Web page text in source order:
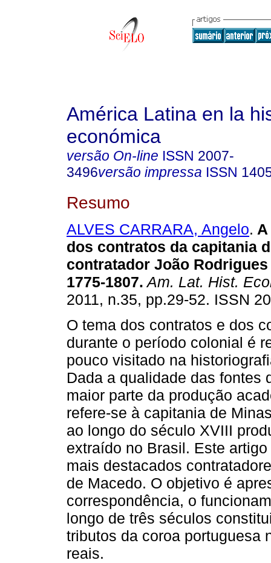
América Latina en la
económica
versão On-line ISSN 2007-
3496versão impressa ISSN
Resumo
ALVES CARRARA, Angelo.
dos contratos da capitania
contratador João Rodrigues
1775-1807. Am. Lat. Hist.
2011, n.35, pp.29-52. ISSN
O tema dos contratos e dos
durante o período colonial é
pouco visitado na
Dada a qualidade das fontes
maior parte da produção
refere-se à capitania de
ao longo do século XVIII
extraído no Brasil. Este
mais destacados
de Macedo. O objetivo é
correspondência, o
longo de três séculos
tributos da coroa portuguesa
reais.